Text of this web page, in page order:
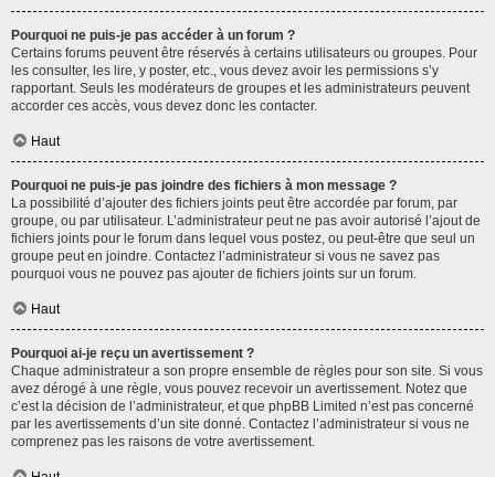
Pourquoi ne puis-je pas accéder à un forum ?
Certains forums peuvent être réservés à certains utilisateurs ou groupes. Pour
les consulter, les lire, y poster, etc., vous devez avoir les permissions s’y
rapportant. Seuls les modérateurs de groupes et les administrateurs peuvent
accorder ces accès, vous devez donc les contacter.
Haut
Pourquoi ne puis-je pas joindre des fichiers à mon message ?
La possibilité d’ajouter des fichiers joints peut être accordée par forum, par
groupe, ou par utilisateur. L’administrateur peut ne pas avoir autorisé l’ajout de
fichiers joints pour le forum dans lequel vous postez, ou peut-être que seul un
groupe peut en joindre. Contactez l’administrateur si vous ne savez pas
pourquoi vous ne pouvez pas ajouter de fichiers joints sur un forum.
Haut
Pourquoi ai-je reçu un avertissement ?
Chaque administrateur a son propre ensemble de règles pour son site. Si vous
avez dérogé à une règle, vous pouvez recevoir un avertissement. Notez que
c’est la décision de l’administrateur, et que phpBB Limited n’est pas concerné
par les avertissements d’un site donné. Contactez l’administrateur si vous ne
comprenez pas les raisons de votre avertissement.